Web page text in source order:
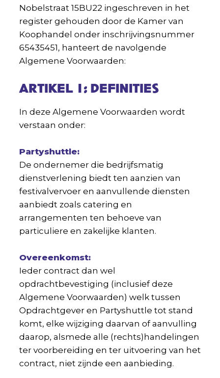
Nobelstraat 15BU22 ingeschreven in het
register gehouden door de Kamer van
Koophandel onder inschrijvingsnummer
65435451, hanteert de navolgende
Algemene Voorwaarden:
ARTIKEL 1: DEFINITIES
In deze Algemene Voorwaarden wordt
verstaan onder:
Partyshuttle:
De ondernemer die bedrijfsmatig
dienstverlening biedt ten aanzien van
festivalvervoer en aanvullende diensten
aanbiedt zoals catering en
arrangementen ten behoeve van
particuliere en zakelijke klanten.
Overeenkomst:
Ieder contract dan wel
opdrachtbevestiging (inclusief deze
Algemene Voorwaarden) welk tussen
Opdrachtgever en Partyshuttle tot stand
komt, elke wijziging daarvan of aanvulling
daarop, alsmede alle (rechts)handelingen
ter voorbereiding en ter uitvoering van het
contract, niet zijnde een aanbieding.